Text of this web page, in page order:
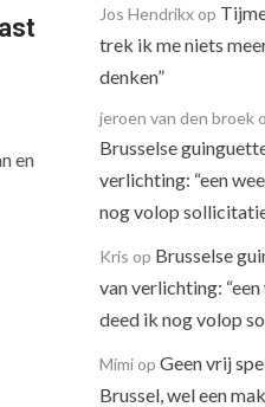
en
Jos Hendrikxop
trek ik me niets
denken”
jeroen van den broek
Brusselse
verlichting: “een
nog volop
Kris op Brusselse
van verlichting:
deed ik nog volop
Mimiop Geen vrij
Brussel, wel een